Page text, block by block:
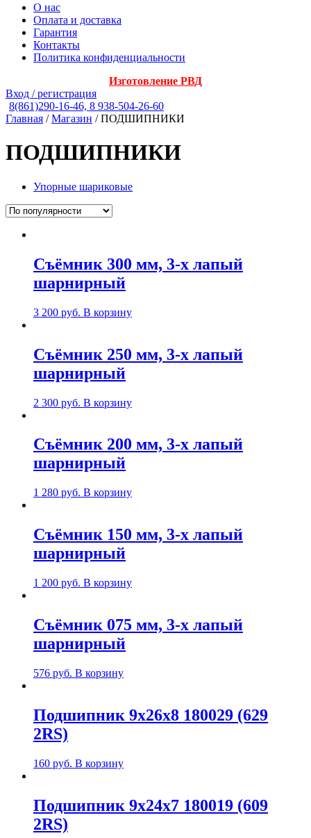
О нас
Оплата и доставка
Гарантия
Контакты
Политика конфиденциальности
Изготовление РВД
Вход / регистрация
8(861)290-16-46, 8 938-504-26-60
Главная /Магазин / ПОДШИПНИКИ
ПОДШИПНИКИ
Упорные шариковые
Съёмник 300 мм, 3-х лапый
шарнирный
3 200 руб. В корзину
Съёмник 250 мм, 3-х лапый
шарнирный
2 300 руб. В корзину
Съёмник 200 мм, 3-х лапый
шарнирный
1 280 руб. В корзину
Съёмник 150 мм, 3-х лапый
шарнирный
1 200 руб. В корзину
Съёмник 075 мм, 3-х лапый
шарнирный
576 руб. В корзину
Подшипник 9х26х8 180029 (629
2RS)
160 руб. В корзину
Подшипник 9х24х7 180019 (609
2RS)